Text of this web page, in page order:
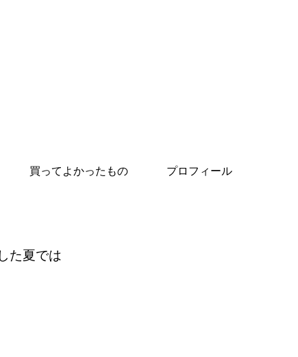
買ってよかったもの プロフィール
た夏では